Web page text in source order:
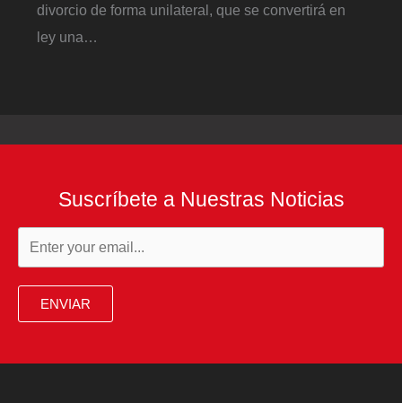
divorcio de forma unilateral, que se convertirá en
ley una…
Suscríbete a Nuestras Noticias
ENVIAR